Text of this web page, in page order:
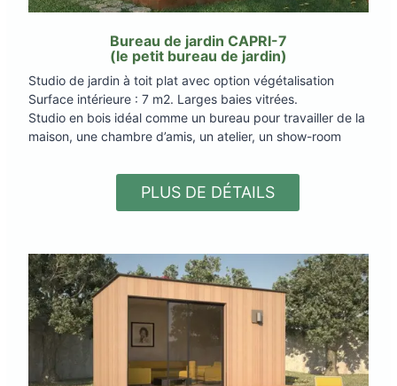
Bureau de jardin CAPRI-7
(le petit bureau de jardin)
Studio de jardin à toit plat avec option végétalisation
Surface intérieure : 7 m2. Larges baies vitrées.
Studio en bois idéal comme un bureau pour travailler de la
maison, une chambre d’amis, un atelier, un show-room
PLUS DE DÉTAILS